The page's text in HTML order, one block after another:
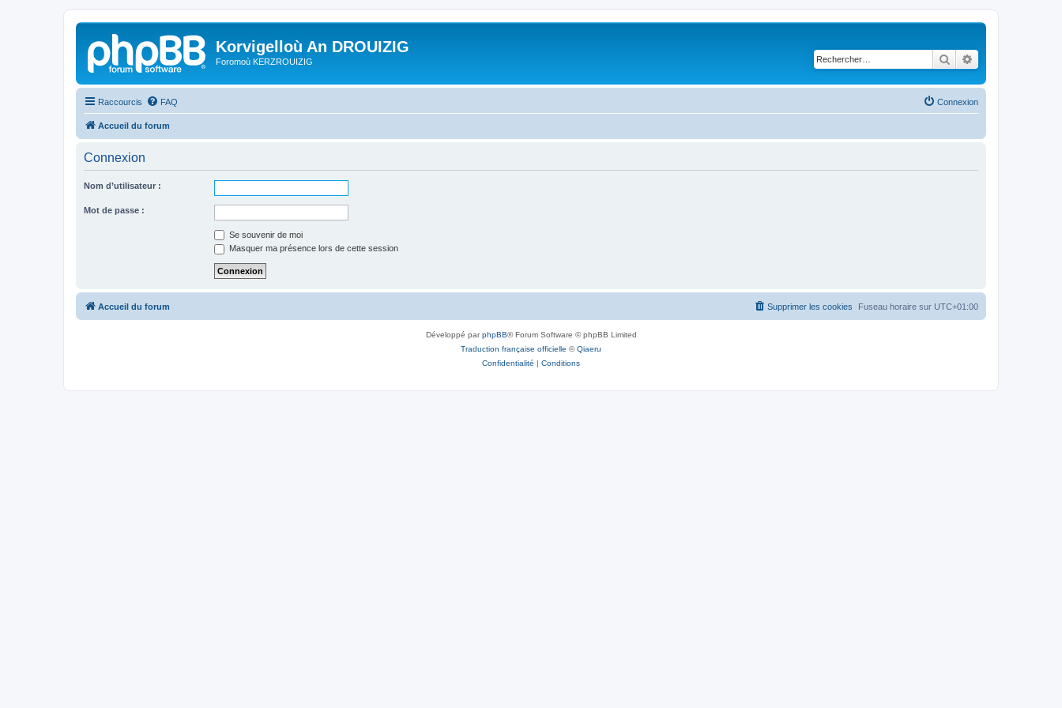
Korvigelloù An DROUIZIG
Foromoù KERZROUIZIG Rechercher
Raccourcis FAQ Connexion
Accueil du forum
Connexion
Nom d’utilisateur :
Mot de passe :
Se souvenir de moi
Masquer ma présence lors de cette session
Accueil du forum Fuseau horaire sur UTC+01:00
Supprimer les cookies
Développé parphpBB® Forum Software © phpBB Limited
Traduction française officielle ©Qiaeru
Confidentialité | Conditions